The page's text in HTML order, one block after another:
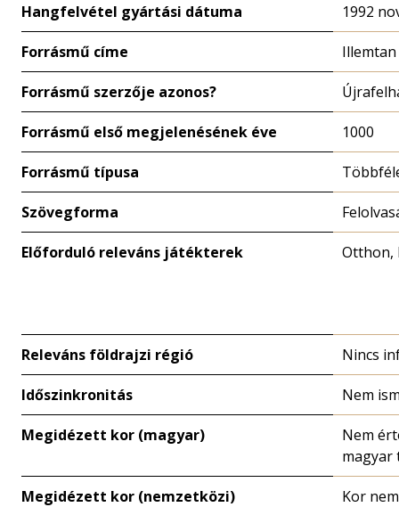
Hangfelvétel gyártási dátuma 1992
Forrásmű címe
Forrásmű szerzője azonos?
Forrásmű első megjelenésének éve 1000
Forrásmű típusa
Szövegforma
Előforduló releváns játékterek Otthon,
Releváns földrajzi régió Nincs
Időszinkronitás Nem
Megidézett kor (magyar)
Nem
magyar
Megidézett kor (nemzetközi) Kor